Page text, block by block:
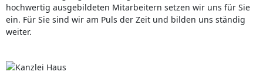
hochwertig ausgebildeten Mitarbeitern setzen wir uns für Sie
ein. Für Sie sind wir am Puls der Zeit und bilden uns ständig
weiter.